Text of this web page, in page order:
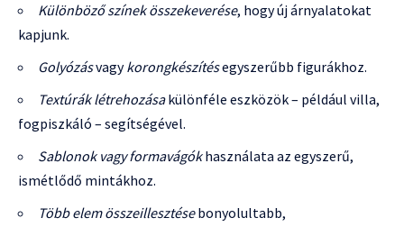
Különböző színek összekeverése, hogy új árnyalatokat
kapjunk.
Golyózásvagykorongkészítésegyszerűbb figurákhoz.
Textúrák létrehozásakülönféle eszközök – például villa,
fogpiszkáló – segítségével.
Sablonok vagy formavágókhasználata az egyszerű,
ismétlődő mintákhoz.
Több elem összeillesztésebonyolultabb,